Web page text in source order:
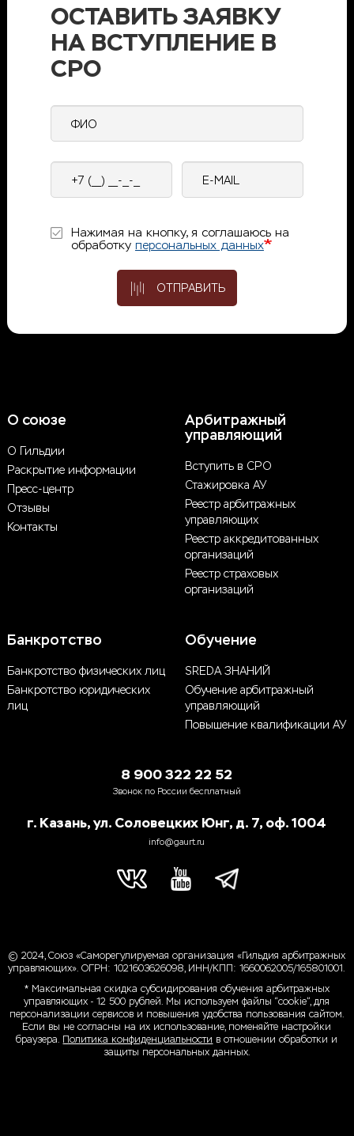
ОСТАВИТЬ ЗАЯВКУ
НА ВСТУПЛЕНИЕ В
СРО
телефон
mail
Нажимая на кнопку, я соглашаюсь на
обработку персональных данных
ОТПРАВИТЬ
О союзе
О Гильдии
Раскрытие информации
Пресс-центр
Отзывы
Контакты
Арбитражный
управляющий
Вступить в СРО
Стажировка АУ
Реестр арбитражных
управляющих
Реестр аккредитованных
организаций
Реестр страховых
организаций
Банкротство
Банкротство физических лиц
Банкротство юридических
лиц
Обучение
SREDA ЗНАНИЙ
Обучение арбитражный
управляющий
Повышение квалификации АУ
8 900 322 22 52
Звонок по России бесплатный
г. Казань, ул. Соловецких Юнг, д. 7, оф. 1004
info@gaurt.ru
© 2024, Союз «Саморегулируемая организация «Гильдия арбитражных
управляющих». ОГРН: 1021603626098, ИНН/КПП: 1660062005/165801001.
* Максимальная скидка субсидирования обучения арбитражных
управляющих - 12 500 рублей. Мы используем файлы “cookie”, для
персонализации сервисов и повышения удобства пользования сайтом.
Если вы не согласны на их использование, поменяйте настройки
браузера. Политика конфиденциальности в отношении обработки и
защиты персональных данных.